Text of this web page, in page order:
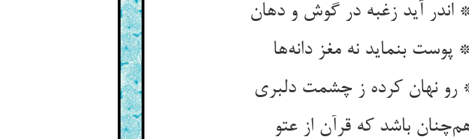
آید زغبه در گوش و دهان
بنماید نه مغز دانه‌ها
نهان کرده ز چشمت دلبری
باشد که قرآن از عتو